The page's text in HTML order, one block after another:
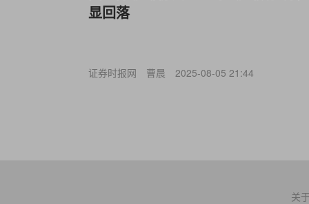
显回落
证券时报网 曹晨 2025-08-05 21:44
关